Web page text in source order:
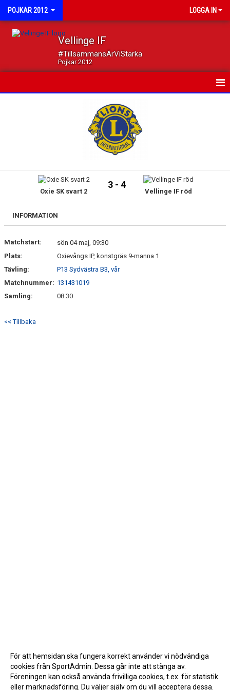
POJKAR 2012 LOGGA IN
Vellinge IF
#TillsammansÄrViStarka
Pojkar 2012
BILDGALLERI
DOKUMENT
Oxie SK svart 2
3 - 4
Vellinge IF röd
INFORMATION
Matchstart:
sön 04 maj, 09:30
Plats:
Oxievångs IP, konstgräs 9-manna 1
Tävling:
P13 Sydvästra B3, vår
Matchnummer: 131431019
Samling:
08:30
<< Tillbaka
För att hemsidan ska fungera korrekt använder vi nödvändiga
cookies från SportAdmin. Dessa går inte att stänga av.
Föreningen kan också använda frivilliga cookies, t.ex. för statistik
eller marknadsföring. Du väljer själv om du vill acceptera dessa.